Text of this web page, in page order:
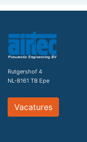
Rutgershof 4
NL-8161 TB Epe
Vacatures